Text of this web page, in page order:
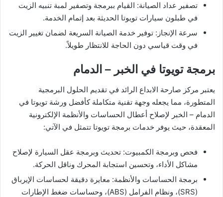
تصفير عداد الصيانة: القيام ببرمجة وتصفير لمبة تنبيه الزيت
في طبلون سيارات تويوتا الحديثة بعد إتمام الخدمة.
سرعة الإنجاز: توفير خدمة الصيانة السريعة لضمان تغيير الزيت
في وقت قياسي دون الحاجة للانتظار طويلاً.
برمجة تويوتا في الخبر – الدمام
يعتبر مركز صارحة الابداع الرائد في تقديم الحلول البرمجية
المتطورة، مما يجعله وجهة تقنية متكاملة كأفضل ورشة تويوتا في
الدمام – الخبر لإصلاح أعطال الحساسات والأنظمة الإلكترونية
المعقدة، حيث يوفر خدمات برمجة تويوتا تتمثل في الآتي:
فحص وبرمجة الكمبيوت: تحديث وبرمجة عقل السيارة لإصلاح
مشاكل الأداء، وتحسين استجابة المحرك وناقل الحركة.
برمجة الحساسات والأنظمة: معايرة دقيقة لحساسات الإيرباق
(SRS)، ونظام الفرامل (ABS)، وحساسات ضغط الإطارات